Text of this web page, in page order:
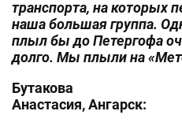
транспорта, на которых
наша большая группа.
плыл бы до Петергофа
долго. Мы плыли на
Бутакова
Анастасия, Ангарск: